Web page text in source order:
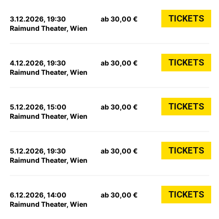
3.12.2026, 19:30
Raimund Theater, Wien
ab 30,00 € TICKETS
4.12.2026, 19:30
Raimund Theater, Wien
ab 30,00 € TICKETS
5.12.2026, 15:00
Raimund Theater, Wien
ab 30,00 € TICKETS
5.12.2026, 19:30
Raimund Theater, Wien
ab 30,00 € TICKETS
6.12.2026, 14:00
Raimund Theater, Wien
ab 30,00 € TICKETS